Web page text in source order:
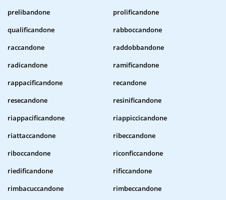
prelibandone
prolificandone
qualificandone
rabboccandone
raccandone
raddobbandone
radicandone
ramificandone
rappacificandone
recandone
resecandone
resinificandone
riappacificandone
riappiccicandone
riattaccandone
ribeccandone
riboccandone
riconficcandone
riedificandone
rificcandone
rimbacuccandone
rimbeccandone